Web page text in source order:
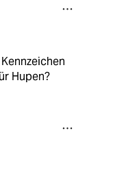
Hupen?